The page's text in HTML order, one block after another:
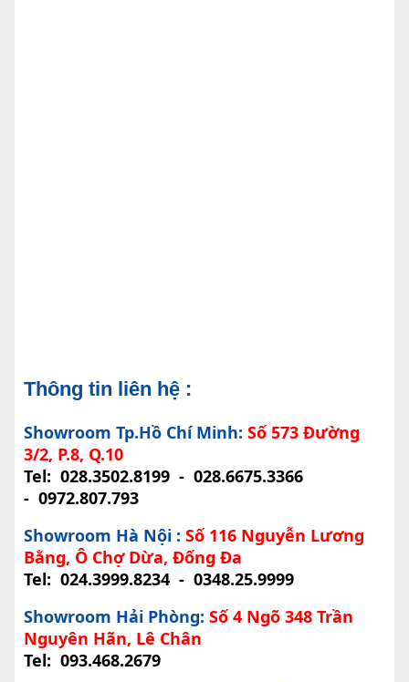
Thông tin liên hệ :
Showroom Tp.Hồ Chí Minh: Số 573 Đường
3/2, P.8, Q.10
Tel: 028.3502.8199- 028.6675.3366
- 0972.807.793
Showroom Hà Nội : Số 116 Nguyễn Lương
Bằng, Ô Chợ Dừa, Đống Đa
Tel: 024.3999.8234- 0348.25.9999
Showroom Hải Phòng: Số 4 Ngõ 348 Trần
Nguyên Hãn, Lê Chân
Tel: 093.468.2679